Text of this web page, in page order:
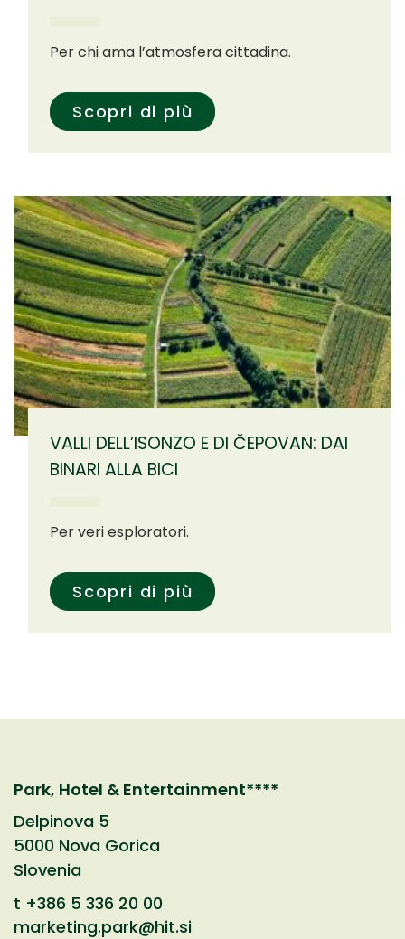
Per chi ama l’atmosfera cittadina.
Scopri di più
VALLI DELL’ISONZO E DI ČEPOVAN: DAI
BINARI ALLA BICI
Per veri esploratori.
Scopri di più
Park, Hotel & Entertainment****
Delpinova 5
5000 Nova Gorica
Slovenia
t +386 5 336 20 00
marketing.park@hit.si